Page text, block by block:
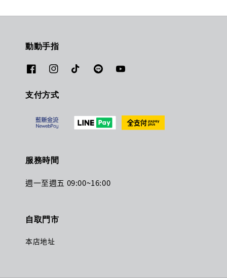
動動手指
支付方式
服務時間
週一至週五 09:00~16:00
自取門市
本店地址